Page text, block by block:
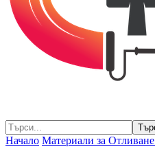
Начало Материали за Отливане